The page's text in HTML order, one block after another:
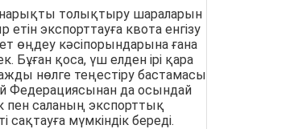
нарықты толықтыру шараларын
экспорттауға квота енгізу
өңдеу кәсіпорындарына ғана
Бұған қоса, үш елден ірі қара
нөлге теңестіру бастамасы
Федерациясынан да осындай
пен саланың экспорттық
сақтауға мүмкіндік береді.